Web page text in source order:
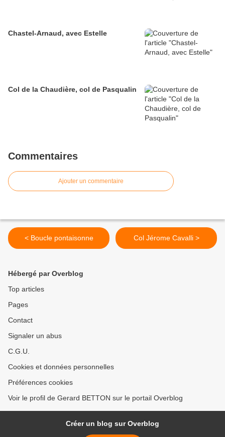
Chastel-Arnaud, avec Estelle
Col de la Chaudière, col de Pasqualin
Commentaires
Ajouter un commentaire
< Boucle pontaisonne Col Jérome Cavalli >
Hébergé par Overblog
Top articles
Pages
Contact
Signaler un abus
C.G.U.
Cookies et données personnelles
Préférences cookies
Voir le profil de Gerard BETTON sur le portail Overblog
Créer un blog sur Overblog